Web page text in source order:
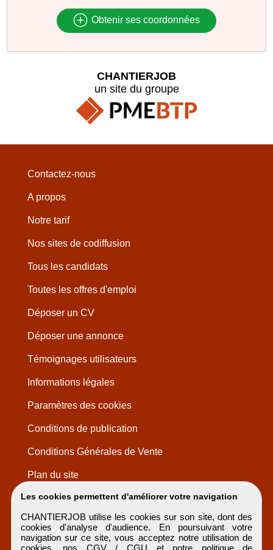
Obtenir ses coordonnées
Les cookies permettent d'améliorer votre navigation
CHANTIERJOB utilise les cookies sur son site, dont des
cookies d'analyse d'audience. En poursuivant votre
navigation sur ce site, vous acceptez notre utilisation de
cookies, nos CGV / CGU et notre politique de
CHANTIERJOB
un site du groupe
Contactez-nous
A propos
Notre tarif
Nos sites de codiffusion
Tous les candidats
Toutes les offres d'emploi
Déposer un CV
Déposer une annonce
Témoignages utilisateurs
Informations légales
Paramètres des cookies
Conditions de publication
Conditions Générales de Vente
Plan du site